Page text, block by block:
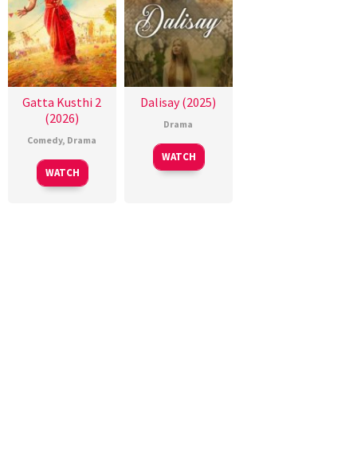
Gatta Kusthi 2
(2026)
Comedy, Drama
WATCH
Dalisay (2025)
Drama
WATCH